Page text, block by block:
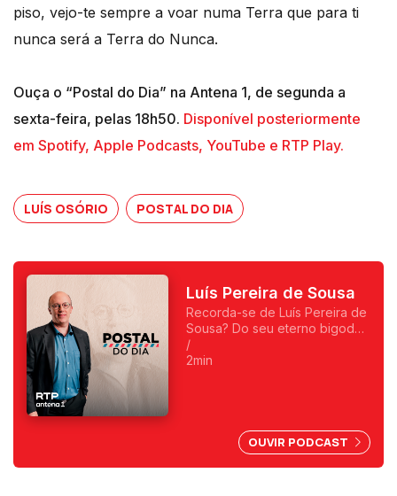
piso, vejo-te sempre a voar numa Terra que para ti
nunca será a Terra do Nunca.
Ouça o “Postal do Dia” na Antena 1, de segunda a
sexta-feira, pelas 18h50. Disponível posteriormente
em Spotify, Apple Podcasts, YouTube e RTP Play.
LUÍS OSÓRIO POSTAL DO DIA
Luís Pereira de Sousa
Recorda-se de Luís Pereira de
Sousa? Do seu eterno bigode?
Foi o primeiro a fazer
programas da manhã e o
/
2min
OUVIR PODCAST